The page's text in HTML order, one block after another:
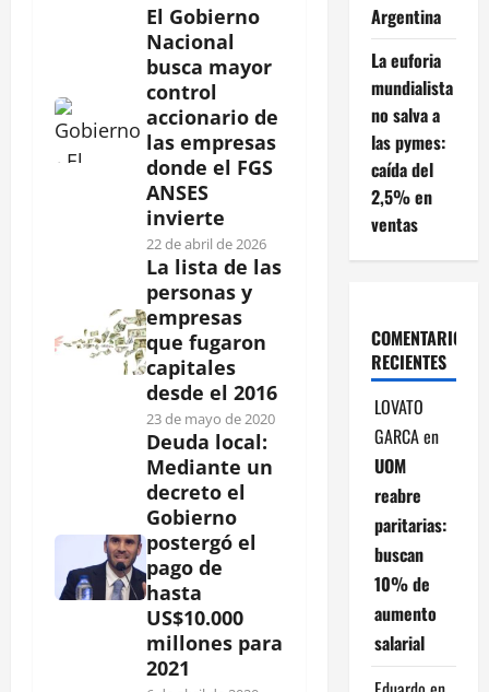
El Gobierno
Nacional
busca mayor
control
accionario de
las empresas
donde el FGS
ANSES
invierte
22 de abril de 2026
La lista de las
personas y
empresas
que fugaron
capitales
desde el 2016
23 de mayo de 2020
Deuda local:
Mediante un
decreto el
Gobierno
postergó el
pago de
hasta
US$10.000
millones para
2021
Argentina
La euforia
mundialista
no salva a
las pymes:
caída del
2,5% en
ventas
COMENTARIOS
RECIENTES
LOVATO
GARCAen
UOM
reabre
paritarias:
buscan
10% de
aumento
salarial